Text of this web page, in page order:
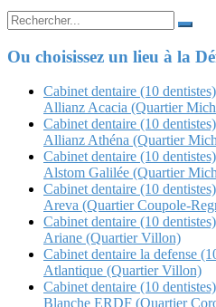
Search
for:
Ou choisissez un lieu à la
Cabinet dentaire (10
Allianz Acacia (Quartier
Cabinet dentaire (10
Allianz Athéna (Quartier
Cabinet dentaire (10
Alstom Galilée (Quartier
Cabinet dentaire (10
Areva (Quartier Coupole-
Cabinet dentaire (10
Ariane (Quartier Villon)
Cabinet dentaire la defense
Atlantique (Quartier Villon)
Cabinet dentaire (10
Blanche ERDF (Quartier